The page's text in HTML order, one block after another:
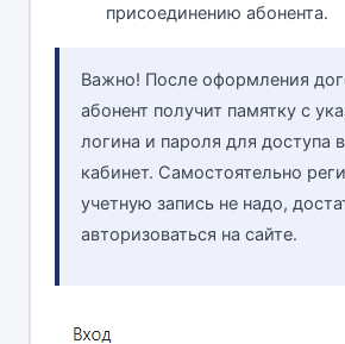
присоединению абонента.
Важно! После оформления
абонент получит памятку с
логина и пароля для доступа
кабинет. Самостоятельно
учетную запись не надо,
авторизоваться на сайте.